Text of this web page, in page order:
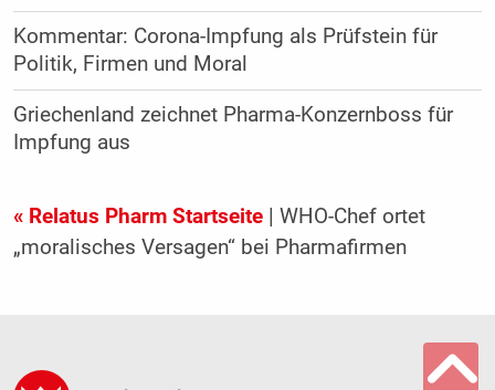
Kommentar: Corona-Impfung als Prüfstein für
Politik, Firmen und Moral
Griechenland zeichnet Pharma-Konzernboss für
Impfung aus
« Relatus Pharm Startseite| WHO-Chef ortet
„moralisches Versagen“ bei Pharmafirmen